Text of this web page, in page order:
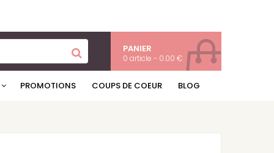
PANIER
0 article - 0.00 €
PROMOTIONS COUPS DE COEUR BLOG